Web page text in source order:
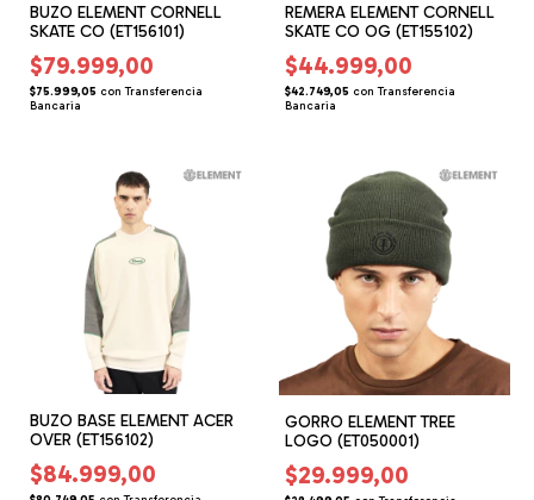
BUZO ELEMENT CORNELL
SKATE CO (ET156101)
$79.999,00
$75.999,05 con Transferencia
Bancaria
REMERA ELEMENT CORNELL
SKATE CO OG (ET155102)
$44.999,00
$42.749,05 con Transferencia
Bancaria
BUZO BASE ELEMENT ACER
OVER (ET156102)
$84.999,00
GORRO ELEMENT TREE
LOGO (ET050001)
$29.999,00